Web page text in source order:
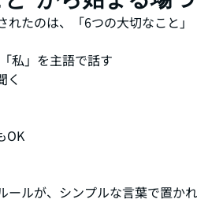
たのは、「6つの大切なこと」
私」を主語で話す
く
OK
ールが、シンプルな言葉で置か